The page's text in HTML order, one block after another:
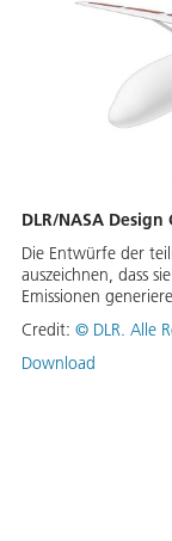
DLR/NASA
Die Entwürfe der
auszeichnen, dass
Emissionen
Credit: © DLR. Alle
Download